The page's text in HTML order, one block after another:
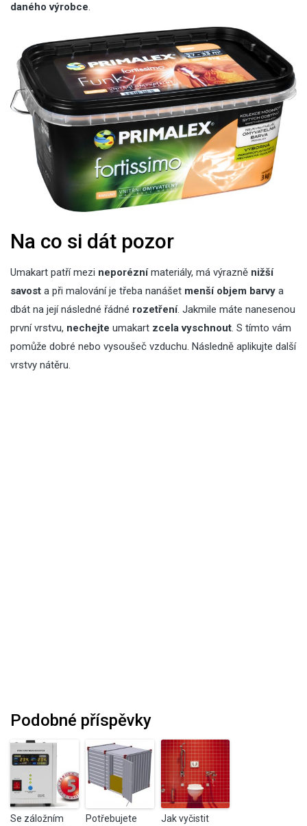
daného výrobce.
Na co si dát pozor
Umakart patří mezi neporéznímateriály, má výrazně nižší
savost a při malování je třeba nanášet menší objem barvy a
dbát na její následné řádné rozetření. Jakmile máte nanesenou
první vrstvu, nechejte umakart zcela vyschnout. S tímto vám
pomůže dobré nebo vysoušeč vzduchu. Následně aplikujte další
vrstvy nátěru.
Podobné příspěvky
Se záložním
Potřebujete
Jak vyčistit